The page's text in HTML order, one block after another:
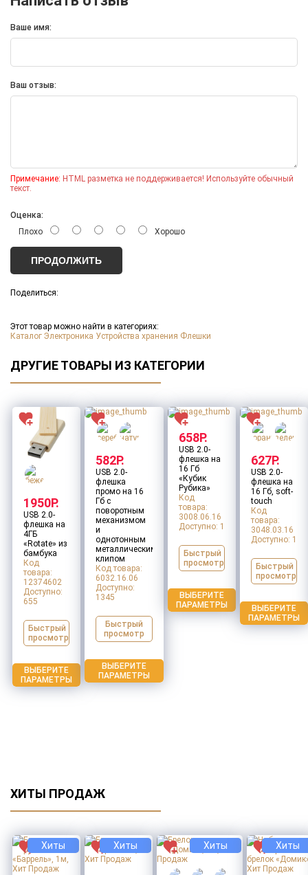
Ваше имя:
Ваш отзыв:
Примечание: HTML разметка не поддерживается! Используйте обычный
текст.
Оценка:
Плохо
Хорошо
ПРОДОЛЖИТЬ
Поделиться:
Этот товар можно найти в категориях:
Каталог Электроника Устройства хранения Флешки
ДРУГИЕ ТОВАРЫ ИЗ КАТЕГОРИИ
1950Р.
USB 2.0-
флешка на
4ГБ
«Rotate» из
бамбука
Код
товара:
12374602
Доступно:
655
Быстрый
просмотр
ВЫБЕРИТЕ
ПАРАМЕТРЫ
582Р.
USB 2.0-
флешка
промо на 16
Гб с
поворотным
механизмом
и
однотонным
металлическим
клипом
Код товара:
6032.16.06
Доступно:
1345
Быстрый
просмотр
ВЫБЕРИТЕ
ПАРАМЕТРЫ
658Р.
USB 2.0-
флешка на
16 Гб
«Кубик
Рубика»
Код
товара:
3008.06.16
Доступно: 1
Быстрый
просмотр
ВЫБЕРИТЕ
ПАРАМЕТРЫ
627Р.
USB 2.0-
флешка на
16 Гб, soft-
touch
Код
товара:
3048.03.16
Доступно: 1
Быстрый
просмотр
ВЫБЕРИТЕ
ПАРАМЕТРЫ
ХИТЫ ПРОДАЖ
Хиты Хиты Хиты Хиты
*
Товар: Термос для еды «301» в чехле